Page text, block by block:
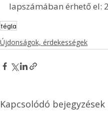
lapszámában érhető el:
tégla
Újdonságok, érdekességek
Kapcsolódó bejegyzések